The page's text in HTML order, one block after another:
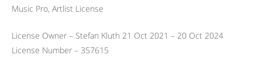
Music Pro, Artlist License
License Owner – Stefan Kluth 21 Oct 2021 – 20 Oct 2024
License Number – 357615